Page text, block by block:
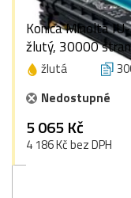
Konica Minolta
žlutý, 30000 stran
žlutá
Nedostupné
5 065 Kč
4 186 Kč bez DPH